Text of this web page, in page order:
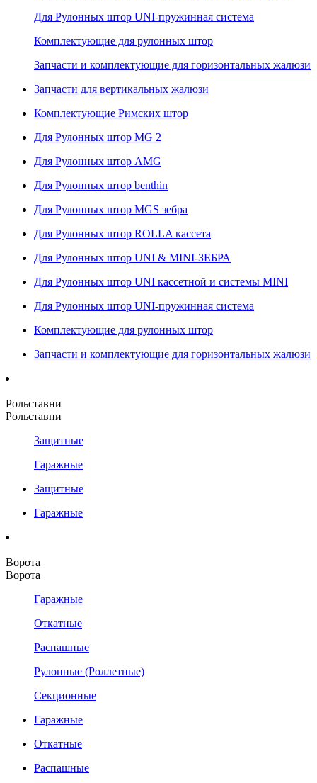
Для Рулонных штор UNI-пружинная система
Комплектующие для рулонных штор
Запчасти и комплектующие для горизонтальных жалюзи
Запчасти для вертикальных жалюзи
Комплектующие Римских штор
Для Рулонных штор MG 2
Для Рулонных штор AMG
Для Рулонных штор benthin
Для Рулонных штор MGS зебра
Для Рулонных штор ROLLA кассета
Для Рулонных штор UNI & MINI-ЗЕБРА
Для Рулонных штор UNI кассетной и системы MINI
Для Рулонных штор UNI-пружинная система
Комплектующие для рулонных штор
Запчасти и комплектующие для горизонтальных жалюзи
Рольставни
Рольставни
Защитные
Гаражные
Защитные
Гаражные
Ворота
Ворота
Гаражные
Откатные
Распашные
Рулонные (Роллетные)
Секционные
Гаражные
Откатные
Распашные